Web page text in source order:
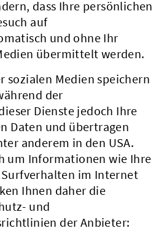
dass Ihre persönlichen
auf
und ohne Ihr
übermittelt werden.
sozialen Medien speichern
der
Dienste jedoch Ihre
Daten und übertragen
anderem in den USA.
um Informationen wie Ihre
Surfverhalten im Internet
Ihnen daher die
und
der Anbieter: